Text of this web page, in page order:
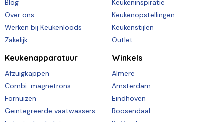
Blog
Over ons
Werken bij Keukenloods
Zakelijk
Keukeninspiratie
Keukenopstellingen
Keukenstijlen
Outlet
Keukenapparatuur
Afzuigkappen
Combi-magnetrons
Fornuizen
Geïntegreerde vaatwassers
Winkels
Almere
Amsterdam
Eindhoven
Roosendaal